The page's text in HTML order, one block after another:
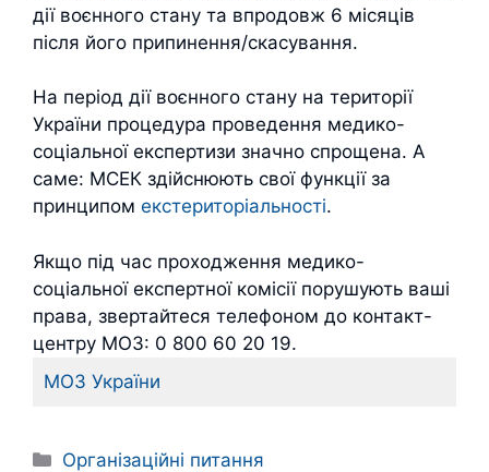
дії воєнного стану та впродовж 6 місяців
після його припинення/скасування.
На період дії воєнного стану на території
України процедура проведення медико-
соціальної експертизи значно спрощена. А
саме: МСЕК здійснюють свої функції за
принципом екстериторіальності.
Якщо під час проходження медико-
соціальної експертної комісії порушують ваші
права, звертайтеся телефоном до контакт-
центру МОЗ: 0 800 60 20 19.
МОЗ України
Категорії
Організаційні питання